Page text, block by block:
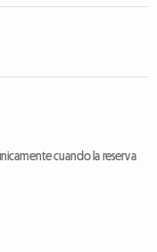
cuando la reserva